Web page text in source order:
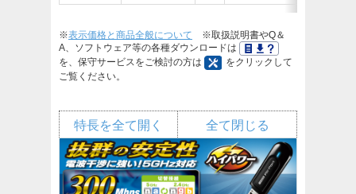
※表示価格と商品全般について ※取扱説明書やQ＆
A、ソフトウェア等の各種ダウンロードは
を、保守サービスをご検討の方は
をクリックして
ご覧ください。
全て閉じる
特長を全て開く